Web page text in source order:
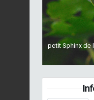
petit Sphinx de